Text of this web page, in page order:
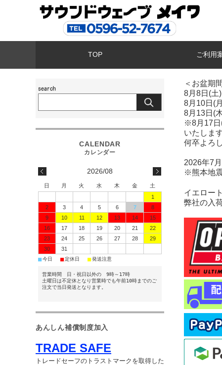
TOP ご利用
＜お盆期
8月8日(土
8月10日(
8月13日(
※8月17日
いたしま
何卒よろ
2026年7
※熊本地
イエロー
弊社の入
2026/08
日 月 火 水 木 金
土
1
2
3 4 5 6 7
8
9
10 11 12 13 14
15
16
17 18 19 20 21
22
23
24 25 26 27 28
29
30
31
■今日 ■定休日 ■発送注意
営業時間 日・祝日以外の 9時～17時
土曜日は不定休となり営業時でも午前10時までのご
注文で当日発送となります。
あんしん補償制度加入
TRADE SAFE
トレードセーフのトラストマークを取得した